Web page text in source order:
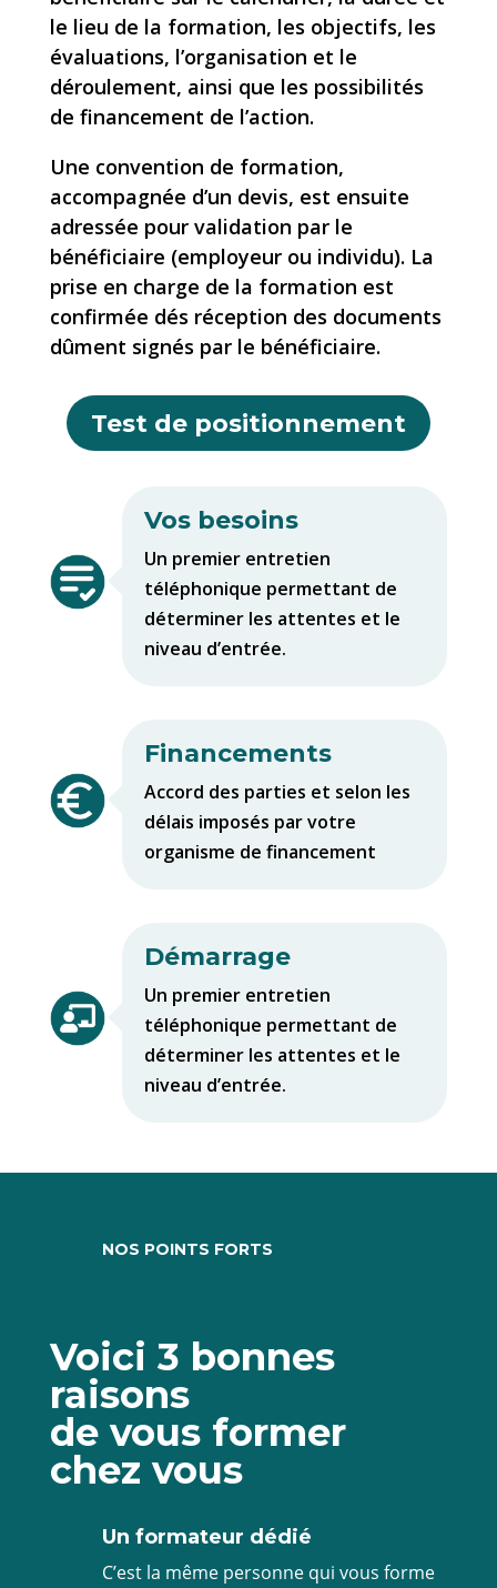
le lieu de la formation, les objectifs, les
évaluations, l’organisation et le
déroulement, ainsi que les possibilités
de financement de l’action.
Une convention de formation,
accompagnée d’un devis, est ensuite
adressée pour validation par le
bénéficiaire (employeur ou individu). La
prise en charge de la formation est
confirmée dés réception des documents
dûment signés par le bénéficiaire.
Test de positionnement
Vos besoins
Un premier entretien
téléphonique permettant de
déterminer les attentes et le
niveau d’entrée.
Financements
Accord des parties et selon les
délais imposés par votre
organisme de financement
Démarrage
Un premier entretien
téléphonique permettant de
déterminer les attentes et le
niveau d’entrée.
NOS POINTS FORTS
Voici 3 bonnes
raisons
de vous former
chez vous
Un formateur dédié
C’est la même personne qui vous forme